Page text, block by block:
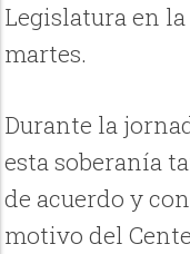
Legislatura en
martes.
Durante la
esta soberanía
de acuerdo y
motivo del